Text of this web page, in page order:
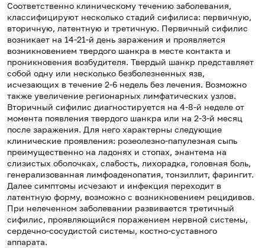
Соответственно клиническому течению заболевания,
классифицируют несколько стадий сифилиса: первичную,
вторичную, латентную и третичную. Первичный сифилис
возникает на 14-21-й день заражения и проявляется
возникновением твердого шанкра в месте контакта и
проникновения возбудителя. Твердый шанкр представляет
собой одну или несколько безболезненных язв,
исчезающих в течение 2-6 недель без лечения. Возможно
также увеличение регионарных лимфатических узлов.
Вторичный сифилис диагностируется на 4-8-й неделе от
момента появления твердого шанкра или на 2-3-й месяц
после заражения. Для него характерны следующие
клинические проявления: розеолезно-папулезная сыпь
преимущественно на ладонях и стопах, энантема на
слизистых оболочках, слабость, лихорадка, головная боль,
генерализованная лимфоаденопатия, тонзиллит, фарингит.
Далее симптомы исчезают и инфекция переходит в
латентную форму, возможно с возникновением рецидивов.
При нелеченном заболевании развивается третичный
сифилис, проявляющийся поражением нервной системы,
сердечно-сосудистой системы, костно-суставного
аппарата.